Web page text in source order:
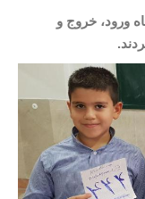
ورود، خروج و